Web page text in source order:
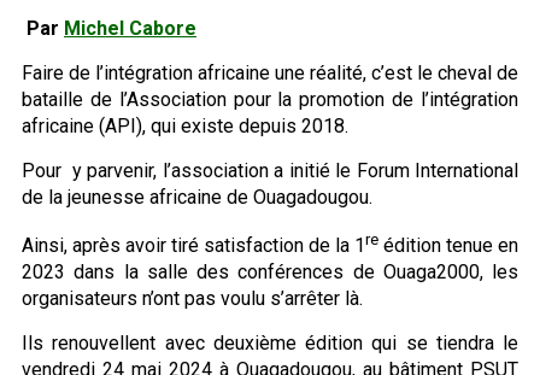
Par Michel Cabore
Faire de l’intégration africaine une réalité, c’est le cheval de
bataille de l’Association pour la promotion de l’intégration
africaine (API), qui existe depuis 2018.
Pour y parvenir, l’association a initié le Forum International
de la jeunesse africaine de Ouagadougou.
Ainsi, après avoir tiré satisfaction de la 1re édition tenue en
2023 dans la salle des conférences de Ouaga2000, les
organisateurs n’ont pas voulu s’arrêter là.
Ils renouvellent avec deuxième édition qui se tiendra le
vendredi 24 mai 2024 à Ouagadougou, au bâtiment PSUT